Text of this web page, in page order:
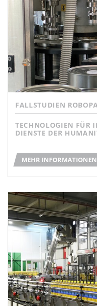
FALLSTUDIEN
TECHNOLOGIEN FÜR
DIENSTE DER
MEHR INFORMATIONEN